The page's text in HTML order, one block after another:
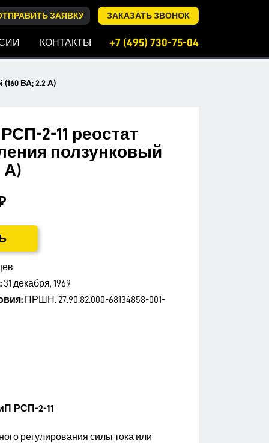
ЗАЯВКУ ЗАКАЗАТЬ ЗВОНОК
КОНТАКТЫ +7 (495) 730-75-04
ВА; 2.2 А)
2-11 реостат
ползунковый
А)
31 декабря, 1969
ПРШН. 27.90.82.000-68134858-001-
РСП-2-11
регулирования силы тока или